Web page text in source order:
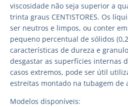
viscosidade não seja superior a
trinta graus CENTISTORES. Os
ser neutros e limpos, ou conter
pequeno percentual de sólidos
características de dureza e
desgastar as superfícies internas
casos extremos, pode ser útil
estreitas montado na tubagem de
Modelos disponíveis: